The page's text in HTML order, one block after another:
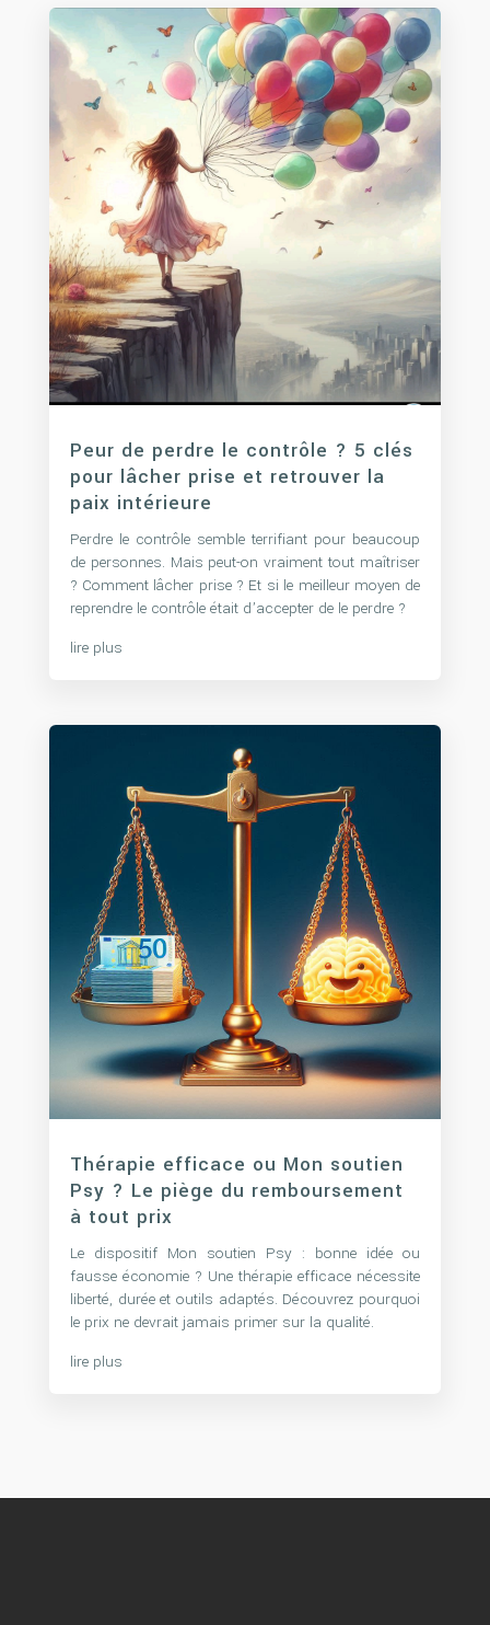
Peur de perdre le contrôle ? 5 clés
pour lâcher prise et retrouver la
paix intérieure
Perdre le contrôle semble terrifiant pour beaucoup
de personnes. Mais peut-on vraiment tout maîtriser
? Comment lâcher prise ? Et si le meilleur moyen de
reprendre le contrôle était d’accepter de le perdre ?
lire plus
Thérapie efficace ou Mon soutien
Psy ? Le piège du remboursement
à tout prix
Le dispositif Mon soutien Psy : bonne idée ou
fausse économie ? Une thérapie efficace nécessite
liberté, durée et outils adaptés. Découvrez pourquoi
le prix ne devrait jamais primer sur la qualité.
lire plus